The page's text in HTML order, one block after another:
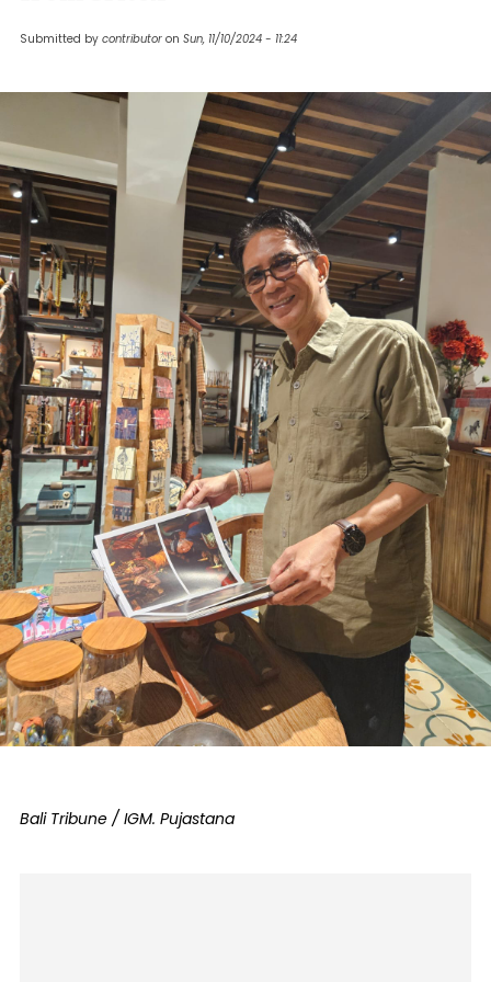
Submitted by contributor on Sun, 11/10/2024 - 11:24
Bali Tribune / IGM. Pujastana